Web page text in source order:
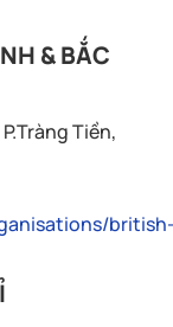
& BẮC
Tiền,